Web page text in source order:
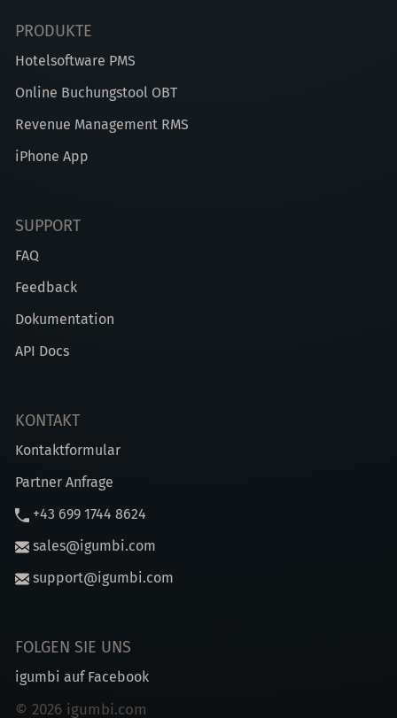
PRODUKTE
Hotelsoftware PMS
Online Buchungstool OBT
Revenue Management RMS
iPhone App
SUPPORT
FAQ
Feedback
Dokumentation
API Docs
KONTAKT
Kontaktformular
Partner Anfrage
+43 699 1744 8624
sales@igumbi.com
support@igumbi.com
FOLGEN SIE UNS
igumbi auf Facebook
© 2026 igumbi.com